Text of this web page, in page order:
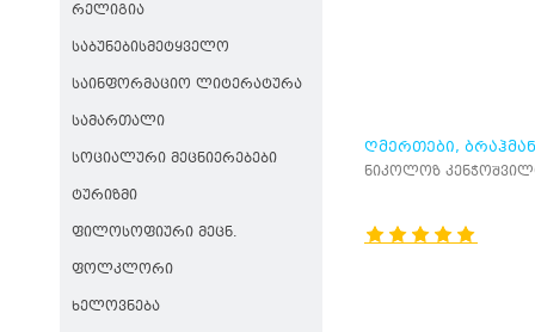
ᲠᲔᲚᲘᲒᲘᲐ
ᲡᲐᲑᲣᲜᲔᲑᲘᲡᲛᲔᲢᲧᲕᲔᲚᲝ
ᲡᲐᲘᲜᲤᲝᲠᲛᲐᲪᲘᲝ ᲚᲘᲢᲔᲠᲐᲢᲣᲠᲐ
ᲡᲐᲛᲐᲠᲗᲐᲚᲘ
ᲡᲝᲪᲘᲐᲚᲣᲠᲘ ᲛᲔᲪᲜᲘᲔᲠᲔᲑᲔᲑᲘ
ᲢᲣᲠᲘᲖᲛᲘ
ᲤᲘᲚᲝᲡᲝᲤᲘᲣᲠᲘ ᲛᲔᲪᲜ.
ᲤᲝᲚᲙᲚᲝᲠᲘ
ᲮᲔᲚᲝᲕᲜᲔᲑᲐ
ᲦᲛᲔᲠᲗᲔᲑᲘ,
ᲐᲓᲐᲛᲘᲐᲜᲔᲑᲘ
ნიკოლოზ